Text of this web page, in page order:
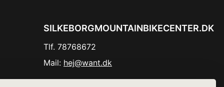
SILKEBORGMOUNTAINBIKECENTER.DK
Tlf. 78768672
Mail: hej@want.dk